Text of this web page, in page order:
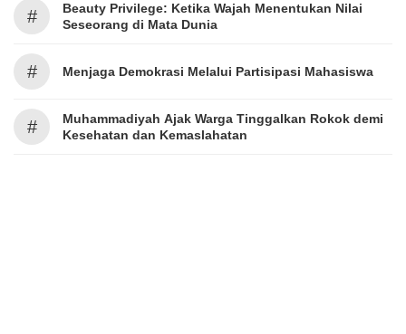
#
Beauty Privilege: Ketika Wajah Menentukan Nilai
Seseorang di Mata Dunia
# Menjaga Demokrasi Melalui Partisipasi Mahasiswa
#
Muhammadiyah Ajak Warga Tinggalkan Rokok demi
Kesehatan dan Kemaslahatan